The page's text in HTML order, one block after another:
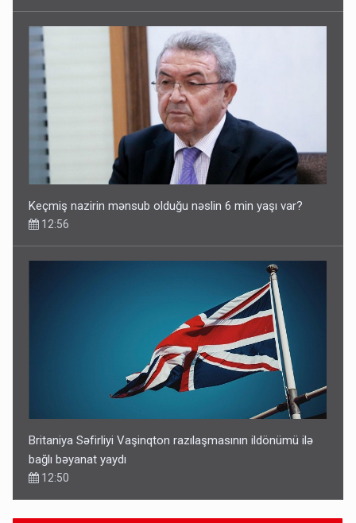
Keçmiş nazirin mənsub olduğu nəslin 6 min yaşı var?
12:56
Britaniya Səfirliyi Vaşinqton razılaşmasının ildönümü ilə
bağlı bəyanat yaydı
12:50